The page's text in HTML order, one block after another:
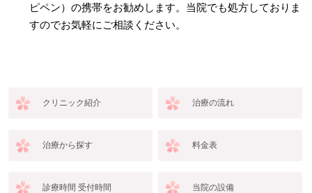
ピペン）の携帯をお勧めします。当院でも処方しておりま
すのでお気軽にご相談ください。
クリニック紹介 治療の流れ
治療から探す 料金表
診療時間 受付時間 当院の設備